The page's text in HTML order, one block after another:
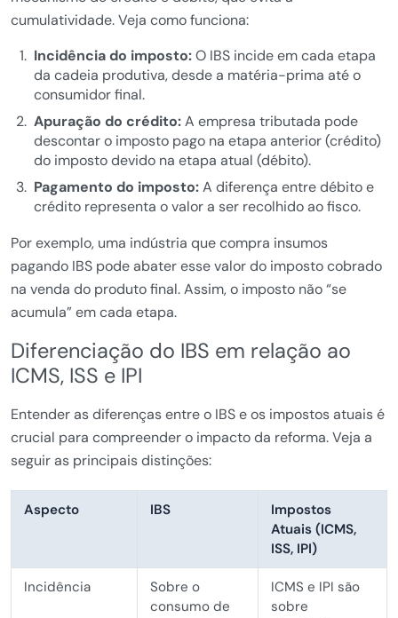
cumulatividade. Veja como funciona:
Incidência do imposto:O IBS incide em cada etapa
da cadeia produtiva, desde a matéria-prima até o
consumidor final.
Apuração do crédito:A empresa tributada pode
descontar o imposto pago na etapa anterior (crédito)
do imposto devido na etapa atual (débito).
Pagamento do imposto:A diferença entre débito e
crédito representa o valor a ser recolhido ao fisco.
Por exemplo, uma indústria que compra insumos
pagando IBS pode abater esse valor do imposto cobrado
na venda do produto final. Assim, o imposto não “se
acumula” em cada etapa.
Diferenciação do IBS em relação ao
ICMS, ISS e IPI
Entender as diferenças entre o IBS e os impostos atuais é
crucial para compreender o impacto da reforma. Veja a
seguir as principais distinções:
Aspecto IBS
Impostos
Atuais (ICMS,
ISS, IPI)
Incidência
Sobre o
consumo de
ICMS e IPI são
sobre